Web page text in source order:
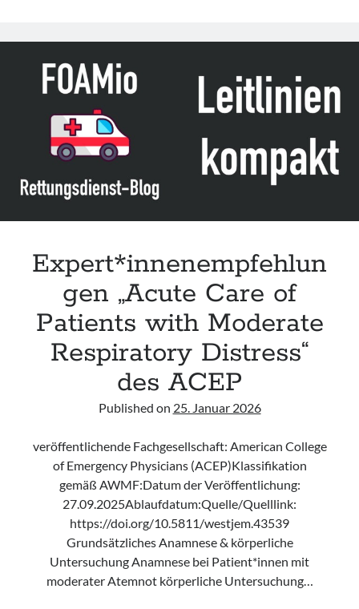
l’échographie
médecine
d’urgence
of
care
medicine)“
der
SFMU
Expert*innenempfehlun
gen „Acute Care of
Patients with Moderate
Respiratory Distress“
des ACEP
Published on 25. Januar 2026
veröffentlichende Fachgesellschaft: American College
of Emergency Physicians (ACEP)Klassifikation
gemäß AWMF:Datum der Veröffentlichung:
27.09.2025Ablaufdatum:Quelle/Quelllink:
https://doi.org/10.5811/westjem.43539
Grundsätzliches Anamnese & körperliche
Untersuchung Anamnese bei Patient*innen mit
moderater Atemnot körperliche Untersuchung…